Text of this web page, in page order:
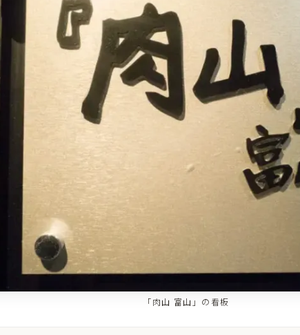
「肉山 富山」の看板